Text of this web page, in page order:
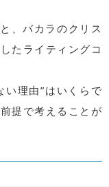
、バカラのクリス
たライティングコ
理由”はいくらで
提で考えることが